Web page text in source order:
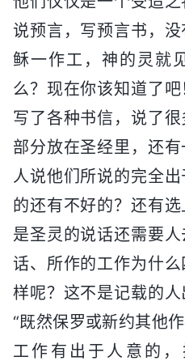
说预言，写预言书，
稣一作工，神的灵就
么？现在你该知道了
写了各种书信，说了
部分放在圣经里，还
人说他们所说的完全
的还有不好的？还有
是圣灵的说话还需要
话、所作的工作为什
样呢？这不是记载的人
“既然保罗或新约其他
工作有出于人意的